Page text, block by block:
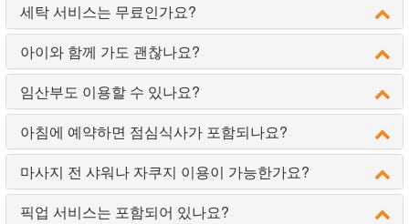
세탁 서비스는 무료인가요?
아이와 함께 가도 괜찮나요?
임산부도 이용할 수 있나요?
아침에 예약하면 점심식사가 포함되나요?
마사지 전 샤워나 자쿠지 이용이 가능한가요?
픽업 서비스는 포함되어 있나요?